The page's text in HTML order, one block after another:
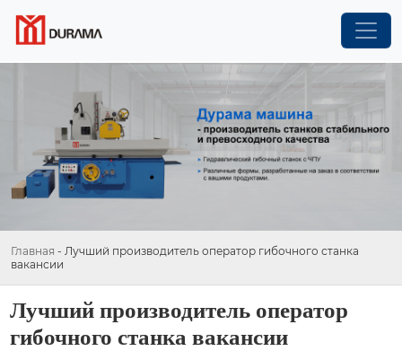
Главная - Лучший производитель оператор гибочного станка
вакансии
Лучший производитель оператор
гибочного станка вакансии